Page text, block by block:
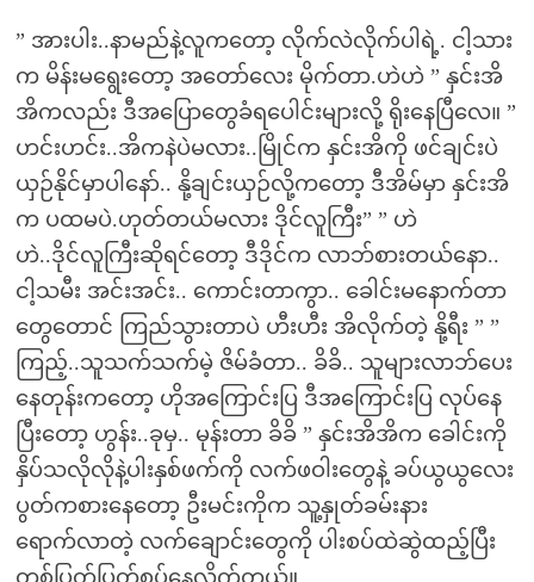
” အားပါး..နာမည်နဲ့လူကတော့ လိုက်လဲလိုက်ပါရဲ့. ငါ့သား
က မိန်းမရွေးတော့ အတော်လေး မိုက်တာ.ဟဲဟဲ ” နှင်းအိ
အိကလည်း ဒီအပြောတွေခံရပေါင်းများလို့ ရိုးနေပြီလေ။ ”
ဟင်းဟင်း..အိကနဲပဲမလား..မြိုင်က နှင်းအိကို ဖင်ချင်းပဲ
ယှဉ်နိုင်မှာပါနော်.. နို့ချင်းယှဉ်လို့ကတော့ ဒီအိမ်မှာ နှင်းအိ
က ပထမပဲ.ဟုတ်တယ်မလား ဒိုင်လူကြီး” ” ဟဲ
ဟဲ..ဒိုင်လူကြီးဆိုရင်တော့ ဒီဒိုင်က လာဘ်စားတယ်နော..
ငါ့သမီး အင်းအင်း.. ကောင်းတာကွာ.. ခေါင်းမနောက်တာ
တွေတောင် ကြည်သွားတာပဲ ဟီးဟီး အိလိုက်တဲ့ နို့ရီး ” ”
ကြည့်..သူသက်သက်မဲ့ ဇိမ်ခံတာ.. ခိခိ.. သူများလာဘ်ပေး
နေတုန်းကတော့ ဟိုအကြောင်းပြ ဒီအကြောင်းပြ လုပ်နေ
ပြီးတော့ ဟွန်း..ခုမှ.. မုန်းတာ ခိခိ ” နှင်းအိအိက ခေါင်းကို
နှိပ်သလိုလိုနဲ့ပါးနှစ်ဖက်ကို လက်ဖဝါးတွေနဲ့ ခပ်ယွယွလေး
ပွတ်ကစားနေတော့ ဦးမင်းကိုက သူ့နှုတ်ခမ်းနား
ရောက်လာတဲ့ လက်ချောင်းတွေကို ပါးစပ်ထဲဆွဲထည့်ပြီး
တစ်ပြွတ်ပြွတ်စုပ်နေလိုက်တယ်။